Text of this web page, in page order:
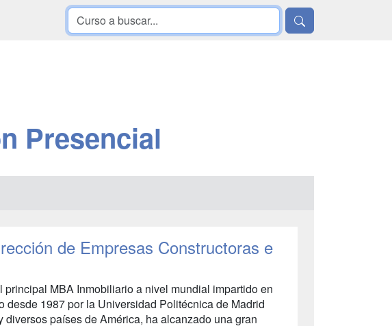
Presencial
de Empresas Constructoras e
principal MBA Inmobiliario a nivel mundial impartido en
desde 1987 por la Universidad Politécnica de Madrid
diversos países de América, ha alcanzado una gran